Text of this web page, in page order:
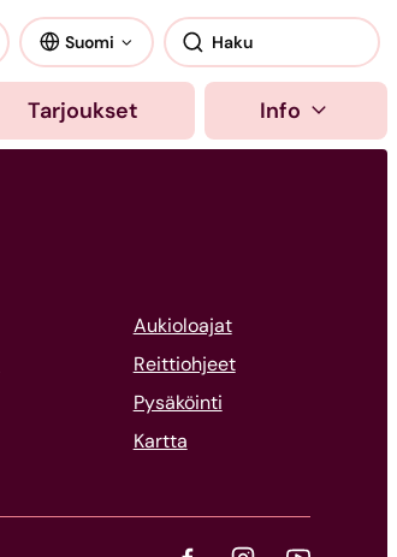
Tarjoukset Info
Suomi
Aukioloajat
Reittiohjeet
Pysäköinti
Kartta